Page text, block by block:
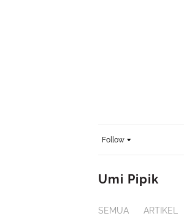
Follow
Umi Pipik
SEMUA ARTIKEL